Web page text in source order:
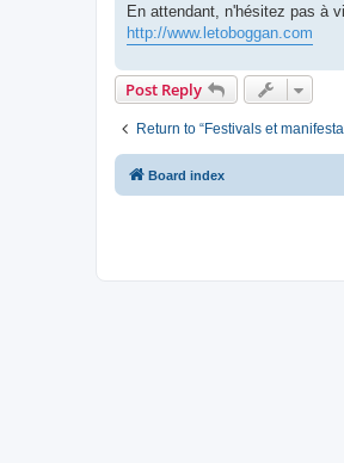
En attendant, n'hésitez pas à
http://www.letoboggan.com
Post Reply
Return to “Festivals et
Board index